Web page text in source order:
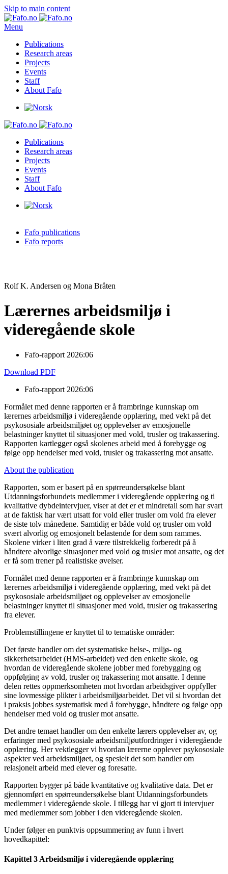
Skip to main content
Menu
Publications
Research areas
Projects
Events
Staff
About Fafo
Publications
Research areas
Projects
Events
Staff
About Fafo
Fafo publications
Fafo reports
Rolf K. Andersen og Mona Bråten
Lærernes arbeidsmiljø i
videregående skole
Fafo-rapport 2026:06
Download PDF
Fafo-rapport 2026:06
Formålet med denne rapporten er å frambringe kunnskap om
lærernes arbeidsmiljø i videregående opplæring, med vekt på det
psykososiale arbeidsmiljøet og opplevelser av emosjonelle
belastninger knyttet til situasjoner med vold, trusler og trakassering.
Rapporten kartlegger også skolenes arbeid med å forebygge og
følge opp hendelser med vold, trusler og trakassering mot ansatte.
About the publication
Rapporten, som er basert på en spørreundersøkelse blant
Utdanningsforbundets medlemmer i videregående opplæring og ti
kvalitative dybdeintervjuer, viser at det er et mindretall som har svart
at de faktisk har vært utsatt for vold eller trusler om vold fra elever
de siste tolv månedene. Samtidig er både vold og trusler om vold
svært alvorlig og emosjonelt belastende for dem som rammes.
Skolene virker i liten grad å være tilstrekkelig forberedt på å
håndtere alvorlige situasjoner med vold og trusler mot ansatte, og det
er få som trener på realistiske øvelser.
Formålet med denne rapporten er å frambringe kunnskap om
lærernes arbeidsmiljø i videregående opplæring, med vekt på det
psykososiale arbeidsmiljøet og opplevelser av emosjonelle
belastninger knyttet til situasjoner med vold, trusler og trakassering
fra elever.
Problemstillingene er knyttet til to tematiske områder:
Det første handler om det systematiske helse-, miljø- og
sikkerhetsarbeidet (HMS-arbeidet) ved den enkelte skole, og
hvordan de videregående skolene jobber med forebygging og
oppfølging av vold, trusler og trakassering mot ansatte. I denne
delen rettes oppmerksomheten mot hvordan arbeidsgiver oppfyller
sine lovmessige plikter i arbeidsmiljøarbeidet. Det vil si hvordan det
i praksis jobbes systematisk med å forebygge, håndtere og følge opp
hendelser med vold og trusler mot ansatte.
Det andre temaet handler om den enkelte lærers opplevelser av, og
erfaringer med psykososiale arbeidsmiljøutfordringer i videregående
opplæring. Her vektlegger vi hvordan lærerne opplever psykososiale
aspekter ved arbeidsmiljøet, og spesielt det som handler om
relasjonelt arbeid med elever og foresatte.
Rapporten bygger på både kvantitative og kvalitative data. Det er
gjennomført en spørreundersøkelse blant Utdanningsforbundets
medlemmer i videregående skole. I tillegg har vi gjort ti intervjuer
med medlemmer som jobber i den videregående skolen.
Under følger en punktvis oppsummering av funn i hvert
hovedkapittel:
Kapittel 3 Arbeidsmiljø i videregående opplæring